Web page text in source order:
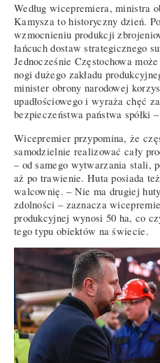
Według wicepremiera, ministra
Kamysza to historyczny dzień.
wzmocnieniu produkcji
łańcuch dostaw strategicznego
Jednocześnie Częstochowa
nogi dużego zakładu
minister obrony narodowej
upadłościowego i wyraża chęć
bezpieczeństwa państwa spółki
Wicepremier przypomina, że
samodzielnie realizować cały
– od samego wytwarzania stali,
aż po trawienie. Huta posiada
walcownię. – Nie ma drugiej
zdolności – zaznacza
produkcyjnej wynosi 50 ha, co
tego typu obiektów na świecie.